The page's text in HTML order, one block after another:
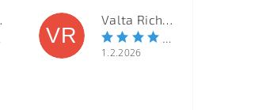
VR
Valta Richard
1.2.2026